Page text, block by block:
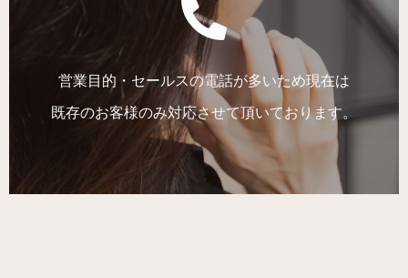
営業目的・セールスの電話が多いため現在は
既存のお客様のみ対応させて頂いております。